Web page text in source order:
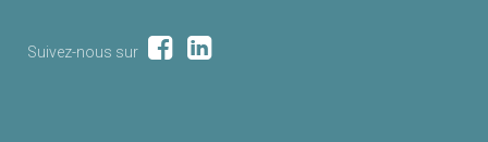
Suivez-nous sur